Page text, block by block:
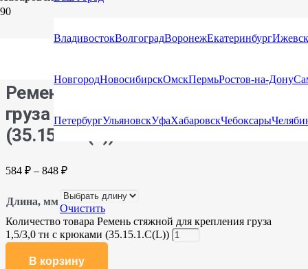
ВладивостокВолгоградВоронежЕкатеринбургИжевск
НовгородНовосибирскОмскПермьРостов-на-Дону
ПетербургУльяновскУфаХабаровскЧебоксары
Каталог/Стяжные ремни/Стяжные ремни с
Ремень стяжной для крепления
груза 1,5/3,0 тн с крюками
(35.15.1.C(L))
584 ₽ – 848 ₽
Длина, мм
Очистить
Количество товара Ремень стяжной для крепления груза
1,5/3,0 тн с крюками (35.15.1.C(L))
В корзину